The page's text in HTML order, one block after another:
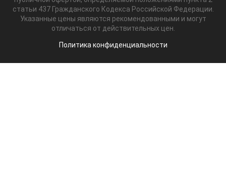
статьи 437 Гражданского Кодекса Российской Федерации.
Указанные цены являются рекомендованными и могут
отличаться от действительных цен.
Политика конфиденциальности